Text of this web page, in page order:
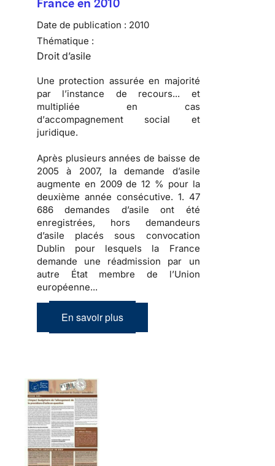
France en 2010
Date de publication : 2010
Thématique :
Droit d’asile
Une protection assurée en majorité
par l’instance de recours... et
multipliée en cas
d’accompagnement social et
juridique.
Après plusieurs années de baisse de
2005 à 2007, lademande d’asile
augmente en 2009de 12 % pour la
deuxième année consécutive. 1. 47
686 demandes d’asile ont été
enregistrées, hors demandeurs
d’asile placés sous convocation
Dublin pour lesquels la France
demande une réadmission par un
autre État membre de l’Union
européenne...
En savoir plus